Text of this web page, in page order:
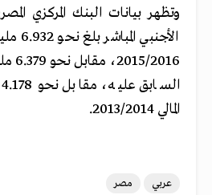
وتظهر بيانات البنك المركزي
المالي 2013/2014.
عربي مصر